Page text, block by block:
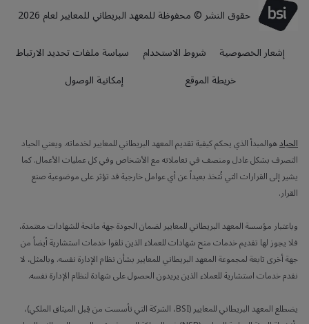
حقوق النشر © محفوظة للمعهد البريطاني للمعايير لعام 2026
إشعار الخصوصية
شروط الاستخدام
سياسة ملفات تحديد الارتباط
خريطة الموقع
إمكانية الوصول
الحيادهوالمبدأ الذي يحكم كيفية تقديم المعهد البريطاني للمعايير لخدماته. ويعني الحياد
التصرف بشكل عادل ومنصف في تعاملاته مع الأشخاص وفي كل عمليات الأعمال. كما
يشير إلى القرارات التي تُتخذ بعيداً عن أي عوامل خارجية قد تؤثر على موضوعية صنع
القرار.
وباعتبار مؤسسة المعهد البريطاني للمعايير لضمان الجودة جهة مانحة للشهادات معتمدة،
فلا يجوز لها تقديم خدمات منح شهادات للعملاء الذين تلقوا خدمات استشارية أيضاً من
جهة أخرى تابعة لمجموعة المعهد البريطاني للمعايير بشأن نظام الإدارة نفسه. وبالمثل، لا
نقدم خدمات استشارية للعملاء الذين يريدون الحصول على شهادة لنظام الإدارة نفسه.
يضطلع المعهد البريطاني للمعايير (BSI، الشركة التي تأسست من قِبل الميثاق الملكي)،